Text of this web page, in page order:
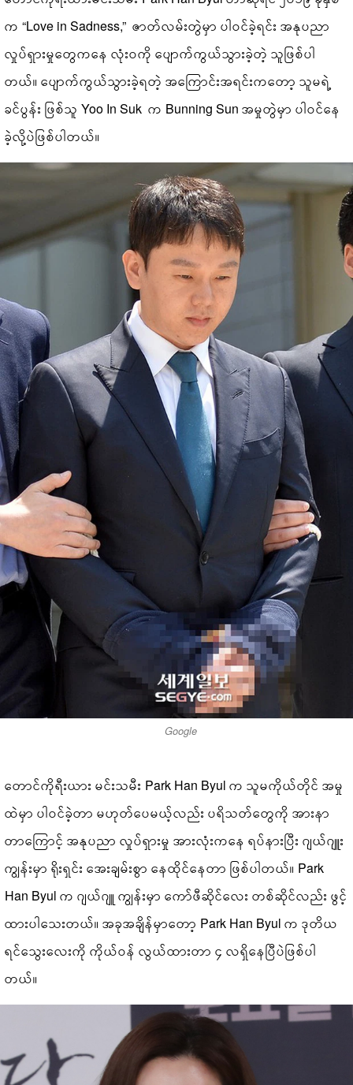
က “Love in Sadness,” ဇာတ်လမ်းတွဲမှာ ပါဝင်ခဲ့ရင်း အနုပညာ
လှုပ်ရှားမှုတွေကနေ လုံးဝကို ပျောက်ကွယ်သွားခဲ့တဲ့ သူဖြစ်ပါ
တယ်။ ပျောက်ကွယ်သွားခဲ့ရတဲ့ အကြောင်းအရင်းကတော့ သူမရဲ့
ခင်ပွန်း ဖြစ်သူ Yoo In Suk က Bunning Sun အမှုတွဲမှာ ပါဝင်နေ
ခဲ့လို့ပဲဖြစ်ပါတယ်။
Google
တောင်ကိုရီးယား မင်းသမီး Park Han Byul က သူမကိုယ်တိုင် အမှု
ထဲမှာ ပါဝင်ခဲ့တာ မဟုတ်ပေမယ့်လည်း ပရိသတ်တွေကို အားနာ
တာကြောင့် အနုပညာ လှုပ်ရှားမှု အားလုံးကနေ ရပ်နားပြီး ဂျယ်ဂျူး
ကျွန်းမှာ ရိုးရှင်း အေးချမ်းစွာ နေထိုင်နေတာ ဖြစ်ပါတယ်။ Park
Han Byul က ဂျယ်ဂျူ ကျွန်းမှာ ကော်ဖီဆိုင်လေး တစ်ဆိုင်လည်း ဖွင့်
ထားပါသေးတယ်။ အခုအချိန်မှာတော့ Park Han Byul က ဒုတိယ
ရင်သွေးလေးကို ကိုယ်ဝန် လွယ်ထားတာ ၄ လရှိနေပြီပဲဖြစ်ပါ
တယ်။